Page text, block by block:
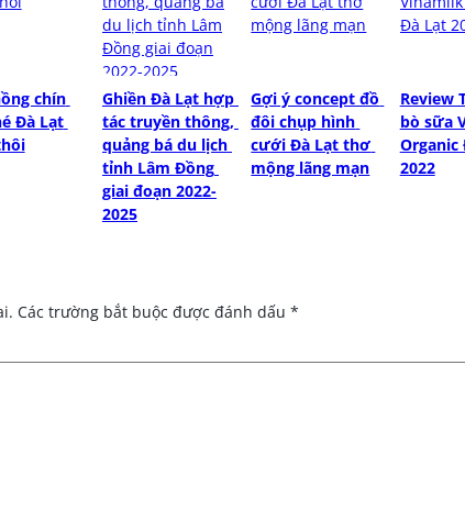
chín
Đà Lạt
Ghiền Đà Lạt hợp
tác truyền thông,
quảng bá du lịch
tỉnh Lâm Đồng
giai đoạn 2022-
2025
Gợi ý concept đồ
đôi chụp hình
cưới Đà Lạt thơ
mộng lãng mạn
Review
bò sữa
Organic
2022
Các trường bắt buộc được đánh dấu *